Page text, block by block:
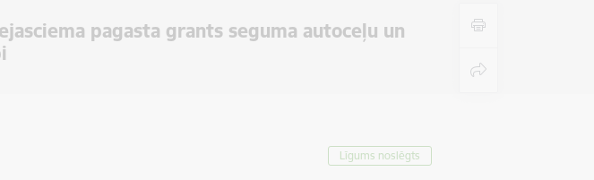
pagasta grants seguma autoceļu un
Līgums noslēgts